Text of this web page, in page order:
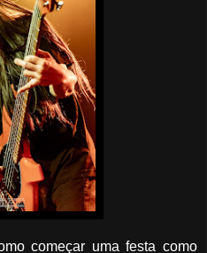
começar uma festa como